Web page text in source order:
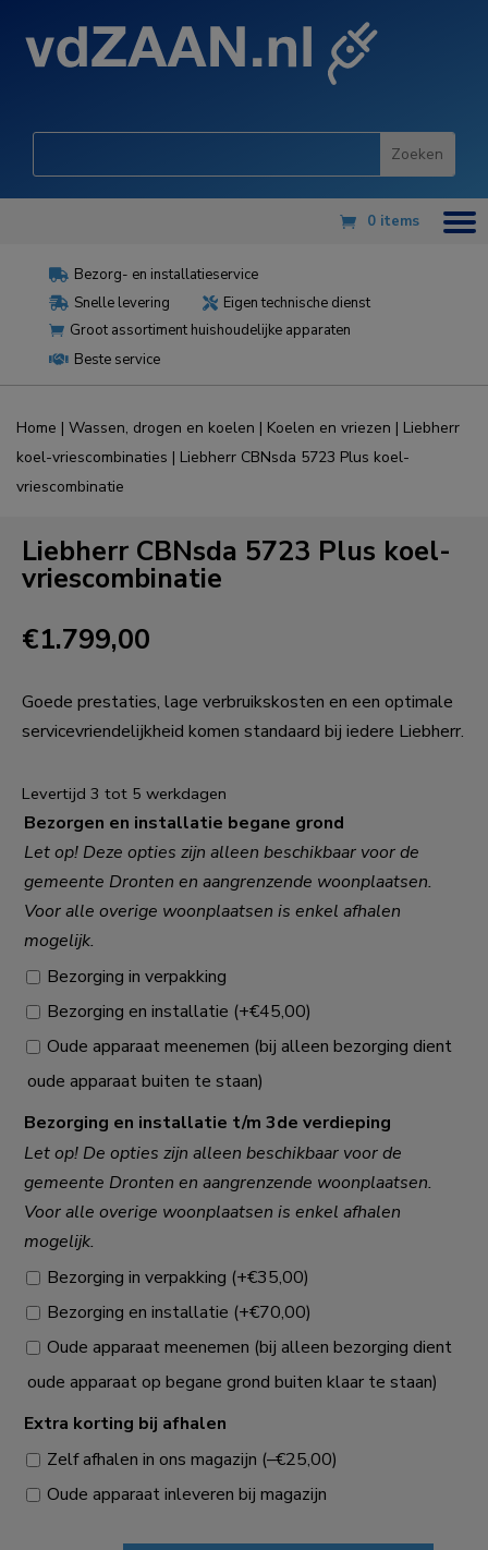
0 items
 Bezorg- en installatieservice
 Snelle levering  Eigen technische dienst
 Groot assortiment huishoudelijke apparaten
 Beste service
Home | Wassen, drogen en koelen | Koelen en vriezen | Liebherr
koel-vriescombinaties | Liebherr CBNsda 5723 Plus koel-
vriescombinatie
Liebherr CBNsda 5723 Plus koel-
vriescombinatie
€1.799,00
Goede prestaties, lage verbruikskosten en een optimale
servicevriendelijkheid komen standaard bij iedere Liebherr.
Levertijd 3 tot 5 werkdagen
Bezorgen en installatie begane grond
Let op! Deze opties zijn alleen beschikbaar voor de
gemeente Dronten en aangrenzende woonplaatsen.
Voor alle overige woonplaatsen is enkel afhalen
mogelijk.
Bezorging in verpakking
Bezorging en installatie (+€45,00)
Oude apparaat meenemen (bij alleen bezorging dient
oude apparaat buiten te staan)
Bezorging en installatie t/m 3de verdieping
Let op! De opties zijn alleen beschikbaar voor de
gemeente Dronten en aangrenzende woonplaatsen.
Voor alle overige woonplaatsen is enkel afhalen
mogelijk.
Bezorging in verpakking (+€35,00)
Bezorging en installatie (+€70,00)
Oude apparaat meenemen (bij alleen bezorging dient
oude apparaat op begane grond buiten klaar te staan)
Extra korting bij afhalen
Zelf afhalen in ons magazijn (–€25,00)
Oude apparaat inleveren bij magazijn